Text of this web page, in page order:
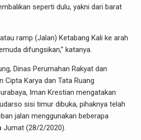
seperti dulu, yakni dari barat
ramp (Jalan) Ketabang Kali ke arah
difungsikan,” katanya.
Dinas Perumahan Rakyat dan
Cipta Karya dan Tata Ruang
Iman Krestian mengatakan
sisi timur dibuka, pihaknya telah
jalan menggunakan beberapa
Jumat (28/2/2020).